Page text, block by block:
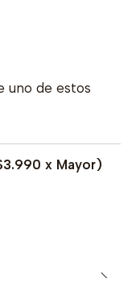
uno de estos
x Mayor)